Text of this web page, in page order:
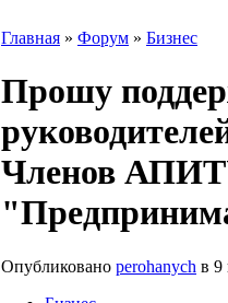
Главная » Форум » Бизнес
Прошу
Членов
Опубликовано perohanych в 9